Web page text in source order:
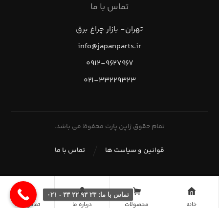
تماس با ما
تهران- بازار چراغ برق
info@japanparts.ir
۰۹۱۲-۹۶۲۷۹۶۷
۰۲۱-۳۳۲۲۹۳۲۳
تمام حقوق ژاپن پارت محفوظ می باشد.
تماس با ما قوانین و سیاست ها
خانه محصولات درباره ما تماس با ما
تماس با ما: ۲۳ ۹۳ ۲۲ ۳۳ - ۰۲۱